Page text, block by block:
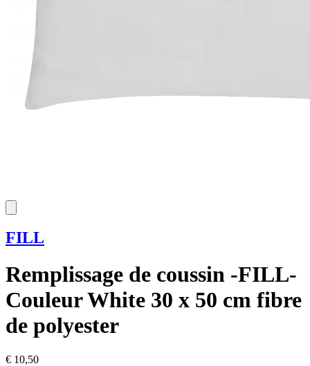
FILL
Remplissage de coussin -FILL-
Couleur White 30 x 50 cm fibre
de polyester
€ 10,50